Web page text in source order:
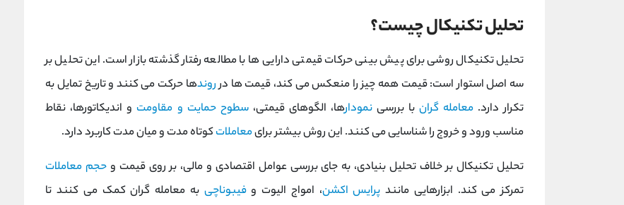
تحلیل تکنیکال چیست؟
تحلیل تکنیکال روشی برای پیش ‌بینی حرکات قیمتی دارایی ‌ها با مطالعه رفتار گذشته بازار است. این تحلیل بر
سه اصل استوار است: قیمت همه چیز را منعکس می‌ کند، قیمت‌ ها درروندها حرکت می ‌کنند و تاریخ تمایل به
تکرار دارد.معامله‌ گران با بررسینمودارها، الگوهای قیمتی،سطوح حمایت و مقاومت و اندیکاتورها، نقاط
مناسب ورود و خروج را شناسایی می کنند. این روش بیشتر برایمعاملاتکوتاه‌ مدت و میان ‌مدت کاربرد دارد.
تحلیل تکنیکال بر خلاف تحلیل بنیادی، به جای بررسی عوامل اقتصادی و مالی، بر روی قیمت و حجم معاملات
تمرکز می کند. ابزارهایی مانند پرایس اکشن، امواج الیوت وفیبوناچی به معامله‌ گران کمک می کنند تا